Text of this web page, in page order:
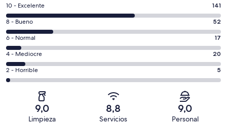
141
comentarios
de
un
total
de
235
con
puntuación
10 - Excelente 141
52
comentarios
de
un
total
de
235
puntuación
8 - Bueno 52
17
comentarios
de
un
total
6 - Normal 17
20
comentarios
de
4 - Mediocre 20
5
comentarios
2 - Horrible 5
9,0
Limpieza
8,8
Servicios
9,0
Personal